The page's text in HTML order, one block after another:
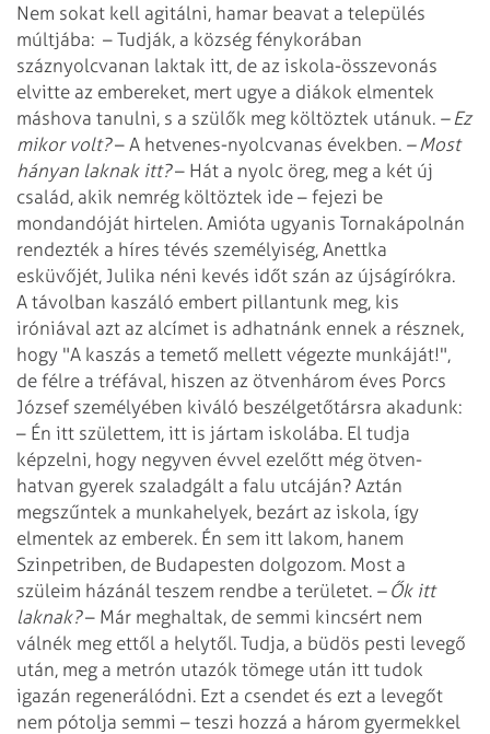
Nem sokat kell agitálni, hamar beavat a település
múltjába: – Tudják, a község fénykorában
száznyolcvanan laktak itt, de az iskola-összevonás
elvitte az embereket, mert ugye a diákok elmentek
máshova tanulni, s a szülők meg költöztek utánuk. – Ez
mikor volt?– A hetvenes-nyolcvanas években. – Most
hányan laknak itt?– Hát a nyolc öreg, meg a két új
család, akik nemrég költöztek ide – fejezi be
mondandóját hirtelen. Amióta ugyanis Tornakápolnán
rendezték a híres tévés személyiség, Anettka
esküvőjét, Julika néni kevés időt szán az újságírókra.
A távolban kaszáló embert pillantunk meg, kis
iróniával azt az alcímet is adhatnánk ennek a résznek,
hogy "A kaszás a temető mellett végezte munkáját!",
de félre a tréfával, hiszen az ötvenhárom éves Porcs
József személyében kiváló beszélgetőtársra akadunk:
– Én itt születtem, itt is jártam iskolába. El tudja
képzelni, hogy negyven évvel ezelőtt még ötven-
hatvan gyerek szaladgált a falu utcáján? Aztán
megszűntek a munkahelyek, bezárt az iskola, így
elmentek az emberek. Én sem itt lakom, hanem
Szinpetriben, de Budapesten dolgozom. Most a
szüleim házánál teszem rendbe a területet. – Ők itt
laknak?– Már meghaltak, de semmi kincsért nem
válnék meg ettől a helytől. Tudja, a büdös pesti levegő
után, meg a metrón utazók tömege után itt tudok
igazán regenerálódni. Ezt a csendet és ezt a levegőt
nem pótolja semmi – teszi hozzá a három gyermekkel